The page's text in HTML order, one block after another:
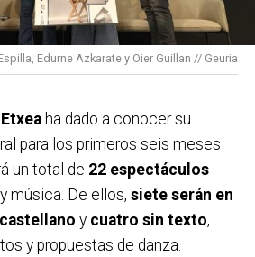
febrero y del 6 al 8 de febrero.
hemos contado con el apoyo
y equipos y más de 100.000
negra simboliza el luto, así que
queremos sustituir el negro por
de la esperanza y la
el deporte transmite valores
trabajo en equipo o la
Edurne Azkarate y Oier Guillan // Geuria
ha dado a conocer su
para los primeros seis meses
un total de 22 espectáculos
música. De ellos, siete serán en
y cuatro sin texto,
y propuestas de danza.